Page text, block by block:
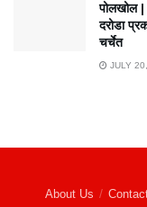
पोलखोल |
दरोडा
चर्चेत
JULY
About Us